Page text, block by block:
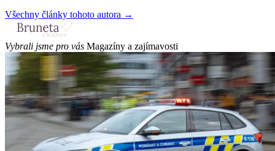
Všechny články tohoto autora →
Vybrali jsme pro vás Magazíny a zajímavosti